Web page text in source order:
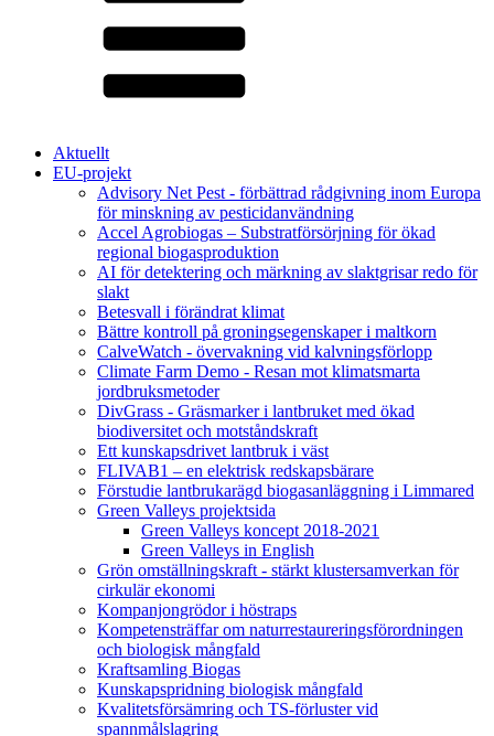
Aktuellt
EU-projekt
Advisory Net Pest - förbättrad rådgivning inom Europa
för minskning av pesticidanvändning
Accel Agrobiogas – Substratförsörjning för ökad
regional biogasproduktion
AI för detektering och märkning av slaktgrisar redo för
slakt
Betesvall i förändrat klimat
Bättre kontroll på groningsegenskaper i maltkorn
CalveWatch - övervakning vid kalvningsförlopp
Climate Farm Demo - Resan mot klimatsmarta
jordbruksmetoder
DivGrass - Gräsmarker i lantbruket med ökad
biodiversitet och motståndskraft
Ett kunskapsdrivet lantbruk i väst
FLIVAB1 – en elektrisk redskapsbärare
Förstudie lantbrukarägd biogasanläggning i Limmared
Green Valleys projektsida
Green Valleys koncept 2018-2021
Green Valleys in English
Grön omställningskraft - stärkt klustersamverkan för
cirkulär ekonomi
Kompanjongrödor i höstraps
Kompetensträffar om naturrestaureringsförordningen
och biologisk mångfald
Kraftsamling Biogas
Kunskapspridning biologisk mångfald
Kvalitetsförsämring och TS-förluster vid
spannmålslagring